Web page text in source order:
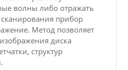
волны либо отражать
сканирования прибор
Метод позволяет
диска
структур